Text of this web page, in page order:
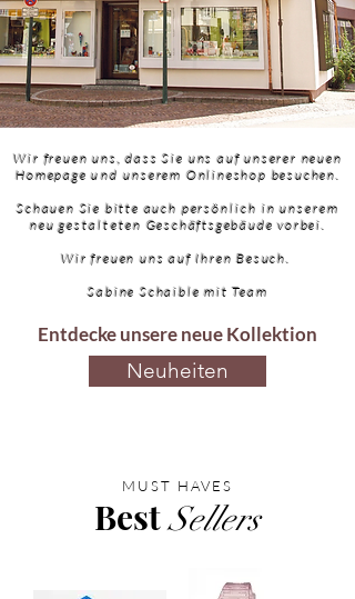
Wir freuen uns, dassSie uns auf unserer neuen
Homepageundunserem Onlineshop besuchen.
Schauen Sie bitte auchpersönlich in unserem
neugestaltetenGeschäftsgebäude vorbei.
Wir freuen uns auf Ihren Besuch.
Sabine Schaible mit Team
Entdecke unsere neue Kollektion
Neuheiten
MUST HAVES
BestSellers